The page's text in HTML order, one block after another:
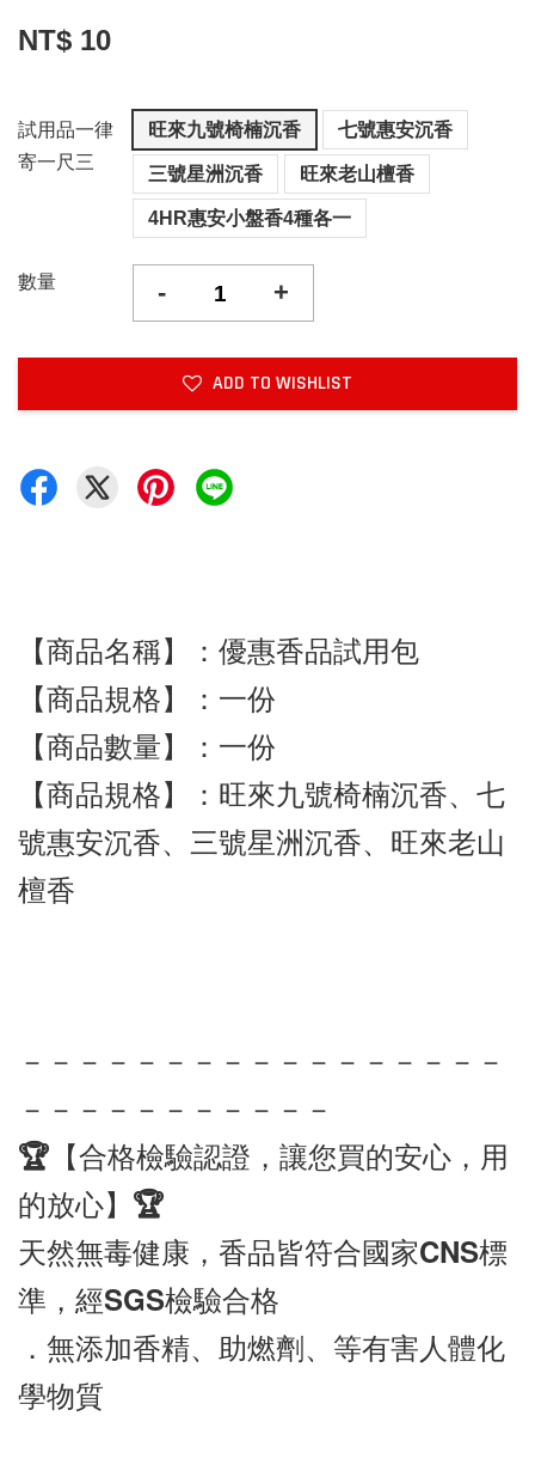
NT$ 10
試用品一律
寄一尺三
旺來九號椅楠沉香 七號惠安沉香
三號星洲沉香 旺來老山檀香
4HR惠安小盤香4種各一
數量 - +
ADD TO WISHLIST
【商品名稱】：優惠香品試用包
【商品規格】：一份
【商品數量】：一份
【商品規格】：旺來九號椅楠沉香、七
號惠安沉香、三號星洲沉香、旺來老山
檀香
－－－－－－－－－－－－－－－－－
－－－－－－－－－－－
🏆【合格檢驗認證，讓您買的安心，用
的放心】🏆
天然無毒健康，香品皆符合國家CNS標
準，經SGS檢驗合格
．無添加香精、助燃劑、等有害人體化
學物質